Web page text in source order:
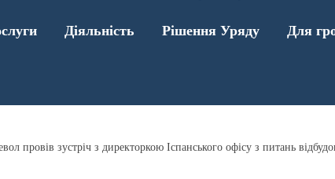
Діяльність Рішення Уряду Для
провів зустріч з директоркою Іспанського офісу з питань